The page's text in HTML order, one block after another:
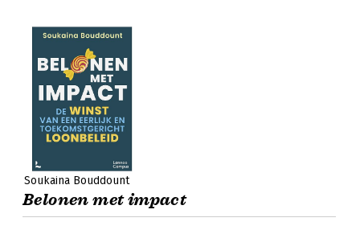
Soukaina Bouddount
Belonen met impact